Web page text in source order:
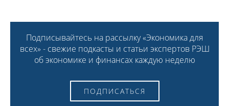
Подписывайтесь на рассылку «Экономика для
всех» - свежие подкасты и статьи экспертов РЭШ
об экономике и финансах каждую неделю
ПОДПИСАТЬСЯ